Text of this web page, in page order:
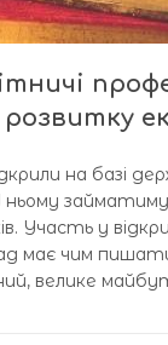
на базі
Участь у
має чим
велике